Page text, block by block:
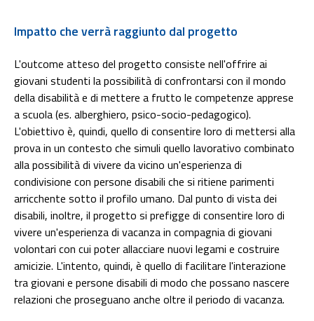
Impatto che verrà raggiunto dal progetto
L'outcome atteso del progetto consiste nell'offrire ai
giovani studenti la possibilità di confrontarsi con il mondo
della disabilità e di mettere a frutto le competenze apprese
a scuola (es. alberghiero, psico-socio-pedagogico).
L'obiettivo è, quindi, quello di consentire loro di mettersi alla
prova in un contesto che simuli quello lavorativo combinato
alla possibilità di vivere da vicino un'esperienza di
condivisione con persone disabili che si ritiene parimenti
arricchente sotto il profilo umano. Dal punto di vista dei
disabili, inoltre, il progetto si prefigge di consentire loro di
vivere un'esperienza di vacanza in compagnia di giovani
volontari con cui poter allacciare nuovi legami e costruire
amicizie. L'intento, quindi, è quello di facilitare l'interazione
tra giovani e persone disabili di modo che possano nascere
relazioni che proseguano anche oltre il periodo di vacanza.